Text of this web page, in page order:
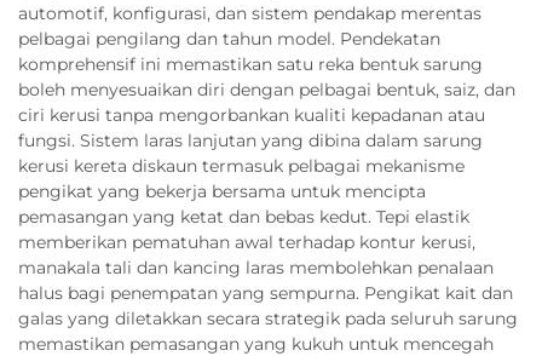
automotif, konfigurasi, dan sistem pendakap merentas
pelbagai pengilang dan tahun model. Pendekatan
komprehensif ini memastikan satu reka bentuk sarung
boleh menyesuaikan diri dengan pelbagai bentuk, saiz, dan
ciri kerusi tanpa mengorbankan kualiti kepadanan atau
fungsi. Sistem laras lanjutan yang dibina dalam sarung
kerusi kereta diskaun termasuk pelbagai mekanisme
pengikat yang bekerja bersama untuk mencipta
pemasangan yang ketat dan bebas kedut. Tepi elastik
memberikan pematuhan awal terhadap kontur kerusi,
manakala tali dan kancing laras membolehkan penalaan
halus bagi penempatan yang sempurna. Pengikat kait dan
galas yang diletakkan secara strategik pada seluruh sarung
memastikan pemasangan yang kukuh untuk mencegah